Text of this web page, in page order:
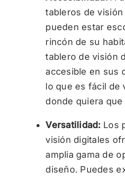
tableros de
pueden estar
rincón de su
tablero de visión
accesible en sus
lo que es fácil de
donde quiera que
Versatilidad: Los
visión digitales
amplia gama de
diseño. Puedes